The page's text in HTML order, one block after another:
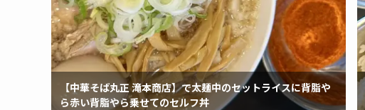
【中華そば丸正 滝本商店】で太麺中のセットライスに背脂や
ら赤い背脂やら乗せてのセルフ丼